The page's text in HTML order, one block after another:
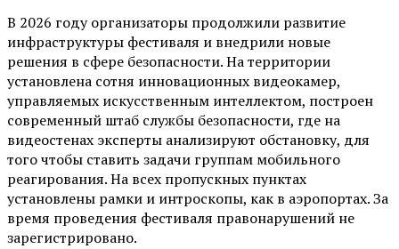
В 2026 году организаторы продолжили развитие
инфраструктуры фестиваля и внедрили новые
решения в сфере безопасности. На территории
установлена сотня инновационных видеокамер,
управляемых искусственным интеллектом, построен
современный штаб службы безопасности, где на
видеостенах эксперты анализируют обстановку, для
того чтобы ставить задачи группам мобильного
реагирования. На всех пропускных пунктах
установлены рамки и интроскопы, как в аэропортах. За
время проведения фестиваля правонарушений не
зарегистрировано.